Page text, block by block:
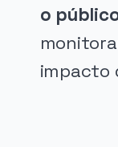
o
impacto